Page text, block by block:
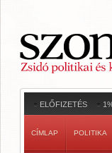
ELŐFIZETÉS
CÍMLAP POLITIKA